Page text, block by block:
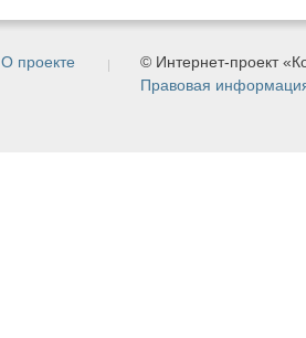
О проекте
© Интернет-проект
Правовая